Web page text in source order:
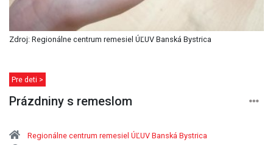
Zdroj: Regionálne centrum remesiel ÚĽUV Banská Bystrica
Pre deti >
Prázdniny s remeslom
Regionálne centrum remesiel ÚĽUV Banská Bystrica